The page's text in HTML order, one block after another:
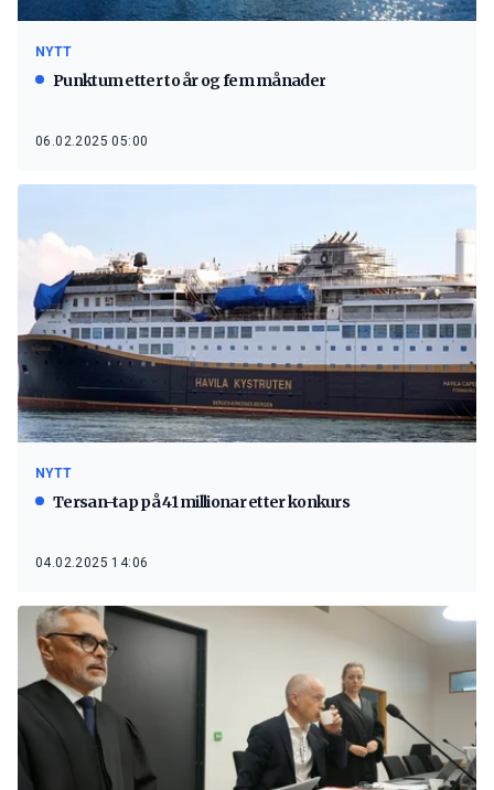
NYTT
Punktum etter to år og fem månader
06.02.2025 05:00
NYTT
Tersan-tap på 41 millionar etter konkurs
04.02.2025 14:06